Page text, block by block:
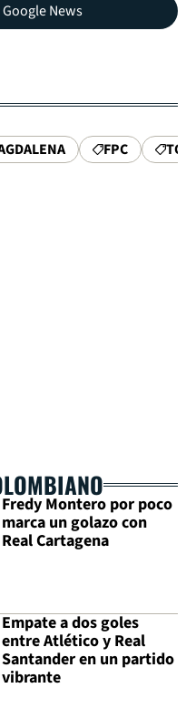
News
FPC
Fredy Montero por poco
marca un golazo con
Real Cartagena
Empate a dos goles
entre Atlético y Real
Santander en un partido
vibrante